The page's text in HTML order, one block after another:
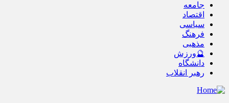
جامعه
اقتصاد
سیاسی
فرهنگ
مذهبی
🔮ورزش
دانشگاه
رهبر انقلاب